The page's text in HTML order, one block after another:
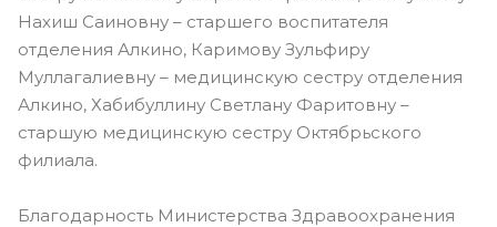
Нахиш Саиновну – старшего воспитателя
отделения Алкино, Каримову Зульфиру
Муллагалиевну – медицинскую сестру отделения
Алкино, Хабибуллину Светлану Фаритовну –
старшую медицинскую сестру Октябрьского
филиала.
Благодарность Министерства Здравоохранения